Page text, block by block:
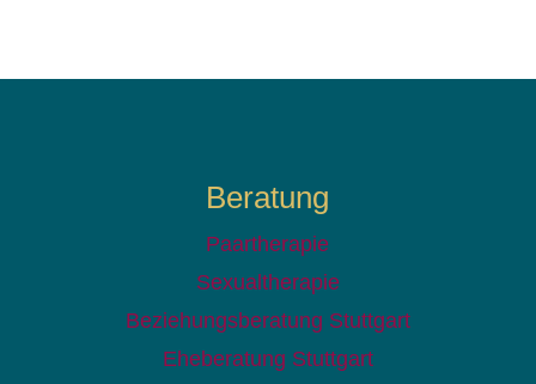
Beratung
Paartherapie
Sexualtherapie
Beziehungsberatung Stuttgart
Eheberatung Stuttgart